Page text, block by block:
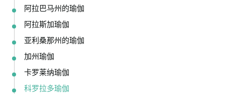
阿拉巴马州的瑜伽
阿拉斯加瑜伽
亚利桑那州的瑜伽
加州瑜伽
卡罗莱纳瑜伽
科罗拉多瑜伽